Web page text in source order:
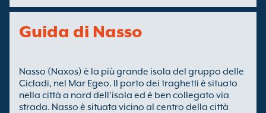
Guida di Nasso
Nasso (Naxos) è la più grande isola del gruppo delle
Cicladi, nel Mar Egeo. Il porto dei traghetti è situato
nella città a nord dell'isola ed è ben collegato via
strada. Nasso è situata vicino al centro della città